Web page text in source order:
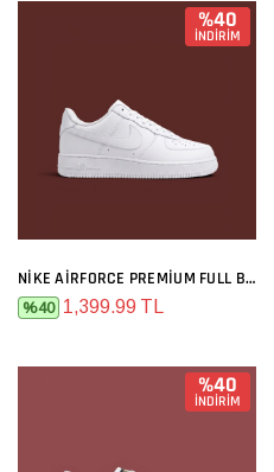
%40
İNDİRİM
NIKE AIRFORCE PREMIUM FULL BEYAZ
%40 1,399.99 TL
%40
İNDİRİM